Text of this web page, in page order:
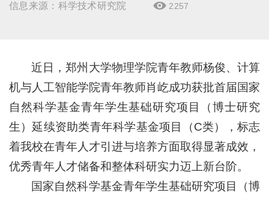
信息来源：科学技术研究院  2257
近日，郑州大学物理学院青年教师杨俊、计算
机与人工智能学院青年教师肖屹成功获批首届国家
自然科学基金青年学生基础研究项目（博士研究
生）延续资助类青年科学基金项目（C类），标志
着我校在青年人才引进与培养方面取得显著成效，
优秀青年人才储备和整体科研实力迈上新台阶。
国家自然科学基金青年学生基础研究项目（博